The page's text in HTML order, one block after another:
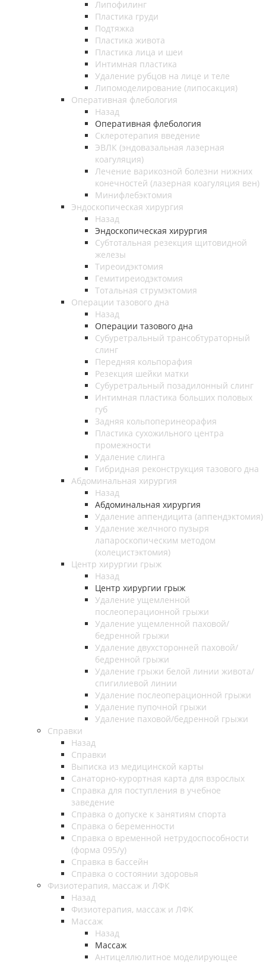
Липофилинг
Пластика груди
Подтяжка
Пластика живота
Пластика лица и шеи
Интимная пластика
Удаление рубцов на лице и теле
Липомоделирование (липосакция)
Оперативная флебология
Назад
Оперативная флебология
Склеротерапия введение
ЭВЛК (эндовазальная лазерная
коагуляция)
Лечение варикозной болезни нижних
конечностей (лазерная коагуляция вен)
Минифлебэктомия
Эндоскопическая хирургия
Назад
Эндоскопическая хирургия
Субтотальная резекция щитовидной
железы
Тиреоидэктомия
Гемитиреиодэктомия
Тотальная струмэктомия
Операции тазового дна
Назад
Операции тазового дна
Субуретральный трансобтураторный
слинг
Передняя кольпорафия
Резекция шейки матки
Субуретральный позадилонный слинг
Интимная пластика больших половых
губ
Задняя кольпоперинеорафия
Пластика сухожильного центра
промежности
Удаление слинга
Гибридная реконструкция тазового дна
Абдоминальная хирургия
Назад
Абдоминальная хирургия
Удаление аппендицита (аппендэктомия)
Удаление желчного пузыря
лапароскопическим методом
(холецистэктомия)
Центр хирургии грыж
Назад
Центр хирургии грыж
Удаление ущемленной
послеоперационной грыжи
Удаление ущемленной паховой/
бедренной грыжи
Удаление двухсторонней паховой/
бедренной грыжи
Удаление грыжи белой линии живота/
спигилиевой линии
Удаление послеоперационной грыжи
Удаление пупочной грыжи
Удаление паховой/бедренной грыжи
Справки
Назад
Справки
Выписка из медицинской карты
Санаторно-курортная карта для взрослых
Справка для поступления в учебное
заведение
Справка о допуске к занятиям спорта
Справка о беременности
Справка о временной нетрудоспособности
(форма 095/у)
Справка в бассейн
Справка о состоянии здоровья
Физиотерапия, массаж и ЛФК
Назад
Физиотерапия, массаж и ЛФК
Массаж
Назад
Массаж
Антицеллюлитное моделирующее